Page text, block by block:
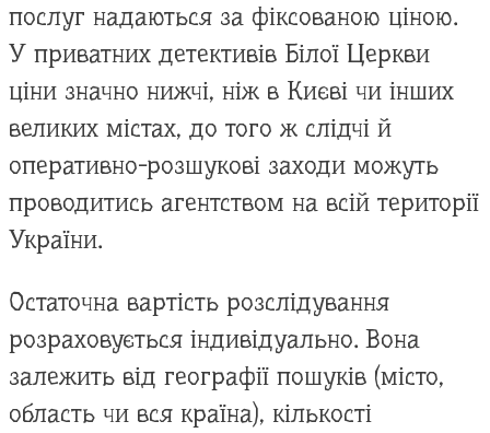
послуг надаються за фіксованою ціною.
У приватних детективів Білої Церкви
ціни значно нижчі, ніж в Києві чи інших
великих містах, до того ж слідчі й
оперативно-розшукові заходи можуть
проводитись агентством на всій території
України.
Остаточна вартість розслідування
розраховується індивідуально. Вона
залежить від географії пошуків (місто,
область чи вся країна), кількості